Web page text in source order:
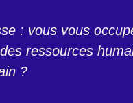
: vous vous
ressources
?